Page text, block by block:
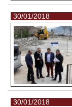
30/01/2018
30/01/2018